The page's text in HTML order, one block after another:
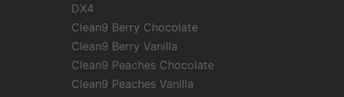
DX4
Clean9 Berry Chocolate
Clean9 Berry Vanilla
Clean9 Peaches Chocolate
Clean9 Peaches Vanilla